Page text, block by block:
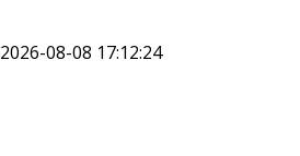
2026-08-08 17:12:24